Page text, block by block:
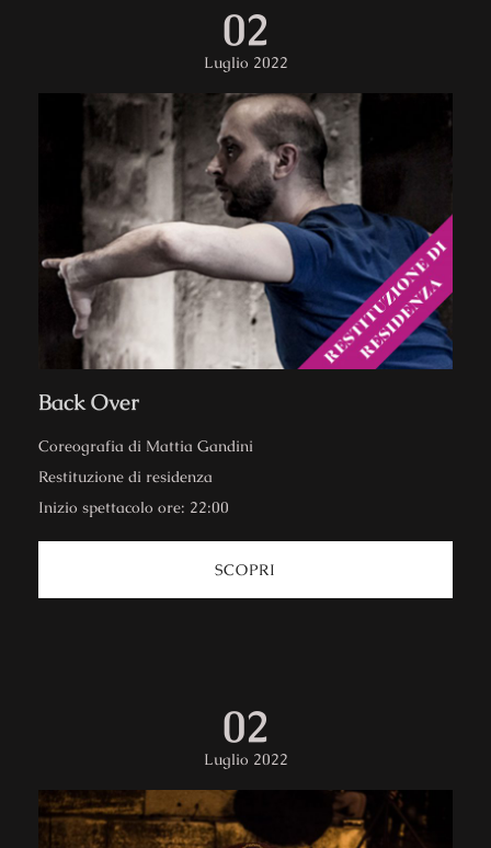
02
Luglio 2022
Back Over
Coreografia di Mattia Gandini
Restituzione di residenza
Inizio spettacolo ore: 22:00
SCOPRI
02
Luglio 2022